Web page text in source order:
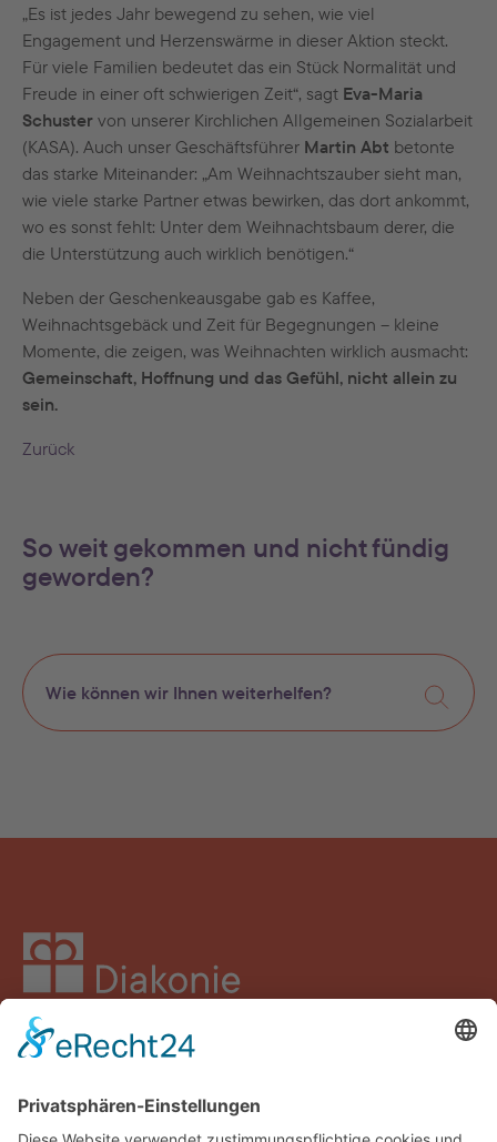
„Es ist jedes Jahr bewegend zu sehen, wie viel
Engagement und Herzenswärme in dieser Aktion steckt.
Für viele Familien bedeutet das ein Stück Normalität und
Freude in einer oft schwierigen Zeit“, sagt Eva-Maria
Schustervon unserer Kirchlichen Allgemeinen Sozialarbeit
(KASA). Auch unser Geschäftsführer Martin Abt betonte
das starke Miteinander: „Am Weihnachtszauber sieht man,
wie viele starke Partner etwas bewirken, das dort ankommt,
wo es sonst fehlt: Unter dem Weihnachtsbaum derer, die
die Unterstützung auch wirklich benötigen.“
Neben der Geschenkeausgabe gab es Kaffee,
Weihnachtsgebäck und Zeit für Begegnungen – kleine
Momente, die zeigen, was Weihnachten wirklich ausmacht:
Gemeinschaft, Hoffnung und das Gefühl, nicht allein zu
sein.
Zurück
So weit gekommen und nicht fündig
geworden?